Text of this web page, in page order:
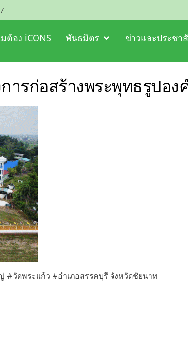
ต้อง iCONS พันธมิตร ข่าวและประชา
ารก่อสร้างพระพุทธรูปอ
#วัดพระแก้ว #อำเภอสรรคบุรี จังหวัดชัยนาท